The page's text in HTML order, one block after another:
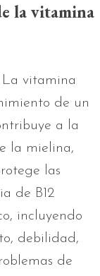
la vitamina
La vitamina
de un
a la
la mielina,
las
de B12
incluyendo
debilidad,
de